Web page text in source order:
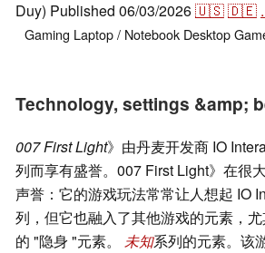
Duy) Published 06/03/2026🇺🇸🇩🇪
Gaming Laptop / Notebook Desktop
Technology, settings &amp;
007 First Light》由丹麦开发商 IO
列而享有盛誉。007 First Light》在很
声誉：它的游戏玩法常常让人想起 IO
列，但它也融入了其他游戏的元素，
的 "隐身 "元素。 未知系列的元素。该